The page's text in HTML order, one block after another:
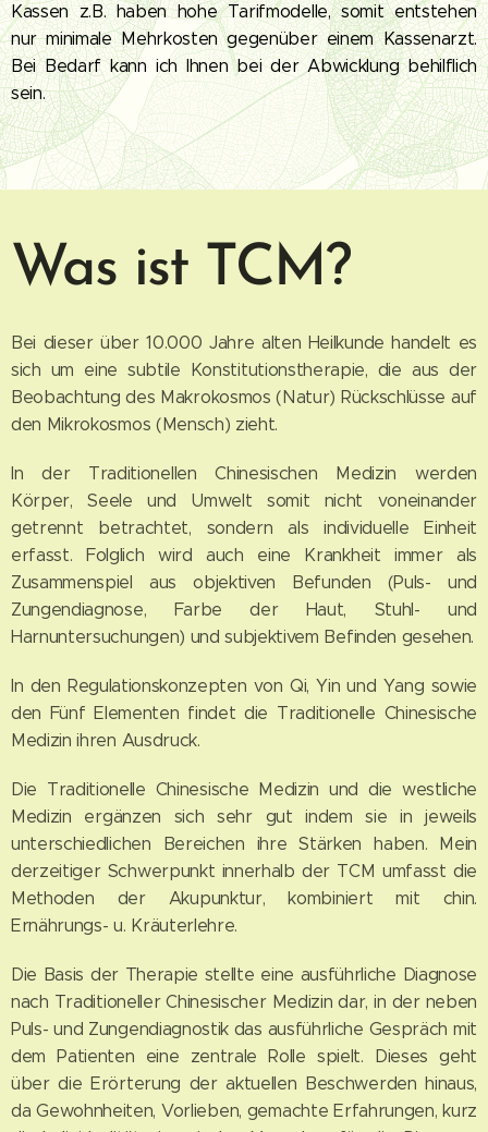
Kassen z.B. haben hohe Tarifmodelle, somit entstehen
nur minimale Mehrkosten gegenüber einem Kassenarzt.
Bei Bedarf kann ich Ihnen bei der Abwicklung behilflich
sein.
Was ist TCM?
Bei dieser über 10.000 Jahre alten Heilkunde handelt es
sich um eine subtile Konstitutionstherapie, die aus der
Beobachtung des Makrokosmos (Natur) Rückschlüsse auf
den Mikrokosmos (Mensch) zieht.
In der Traditionellen Chinesischen Medizin werden
Körper, Seele und Umwelt somit nicht voneinander
getrennt betrachtet, sondern als individuelle Einheit
erfasst. Folglich wird auch eine Krankheit immer als
Zusammenspiel aus objektiven Befunden (Puls- und
Zungendiagnose, Farbe der Haut, Stuhl- und
Harnuntersuchungen) und subjektivem Befinden gesehen.
In den Regulationskonzepten von Qi, Yin und Yang sowie
den Fünf Elementen findet die Traditionelle Chinesische
Medizin ihren Ausdruck.
Die Traditionelle Chinesische Medizin und die westliche
Medizin ergänzen sich sehr gut indem sie in jeweils
unterschiedlichen Bereichen ihre Stärken haben. Mein
derzeitiger Schwerpunkt innerhalb der TCM umfasst die
Methoden der Akupunktur, kombiniert mit chin.
Ernährungs- u. Kräuterlehre.
Die Basis der Therapie stellte eine ausführliche Diagnose
nach Traditioneller Chinesischer Medizin dar, in der neben
Puls- und Zungendiagnostik das ausführliche Gespräch mit
dem Patienten eine zentrale Rolle spielt. Dieses geht
über die Erörterung der aktuellen Beschwerden hinaus,
da Gewohnheiten, Vorlieben, gemachte Erfahrungen, kurz